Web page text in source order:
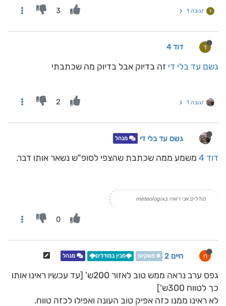
ד תגובה 1 3
ד דוד 4
גשם עד בלי די זה בדיוק אבל בדיוק מה שכתבתי
תגובה 1 2
גשם עד בלי די מנהל
דוד 4 משמע ממה שכתבת שהצפי לסופ"ש נשאר אותו דבר.
מודלים אני רואה בmeteologix
0
ח חיים 2 ❄️ משקיען 🌩️מבין במודלים🌩️ מנהל
גפס ערב נראה ממש טוב לאזור 200ש' [עד עכשיו ראינו אותו
כך לטווח 300ש']
לא ראינו ממנו כזה אפיק טוב העונה ואפילו לכזה טווח.